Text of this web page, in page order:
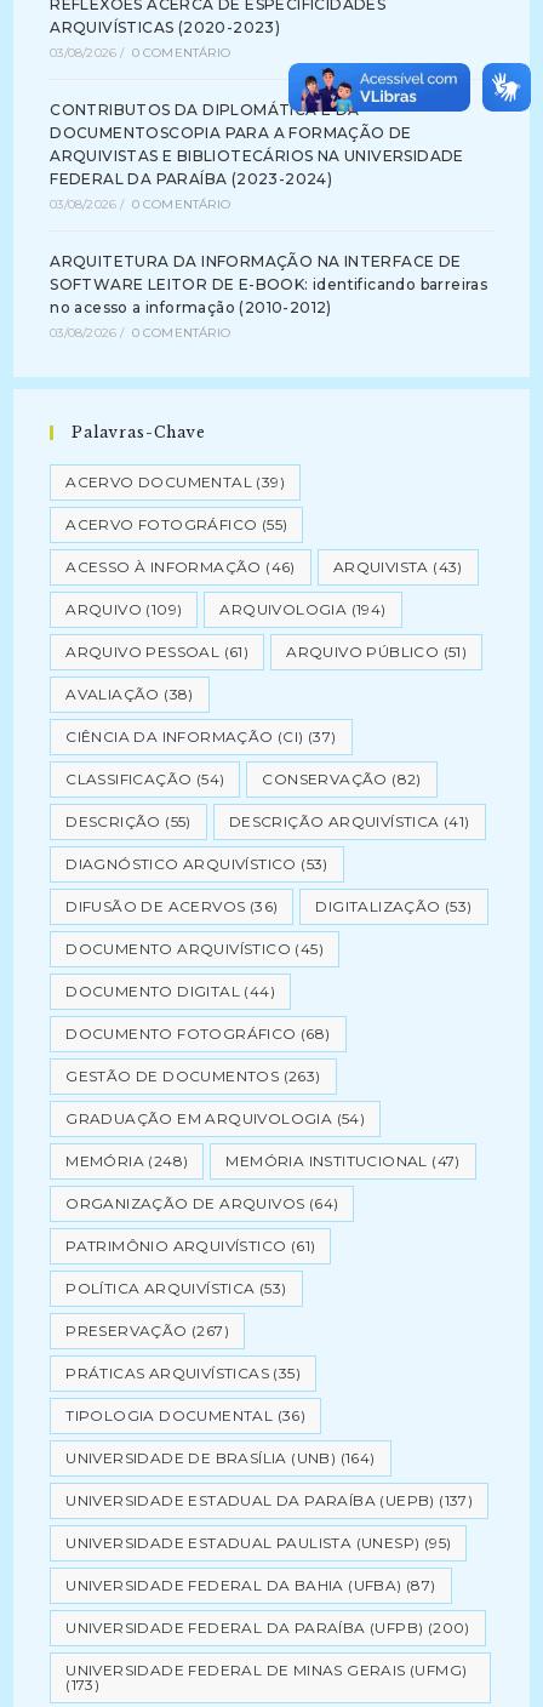
REFLEXÕES ACERCA DE ESPECIFICIDADES
ARQUIVÍSTICAS (2020-2023)
03/08/2026 / 0 COMENTÁRIO
CONTRIBUTOS DA DIPLOMÁTICA E DA
DOCUMENTOSCOPIA PARA A FORMAÇÃO DE
ARQUIVISTAS E BIBLIOTECÁRIOS NA UNIVERSIDADE
FEDERAL DA PARAÍBA (2023-2024)
03/08/2026 / 0 COMENTÁRIO
ARQUITETURA DA INFORMAÇÃO NA INTERFACE DE
SOFTWARE LEITOR DE E-BOOK: identificando barreiras
no acesso a informação (2010-2012)
03/08/2026 / 0 COMENTÁRIO
Palavras-Chave
ACERVO DOCUMENTAL (39)
ACERVO FOTOGRÁFICO (55)
ACESSO À INFORMAÇÃO (46) ARQUIVISTA (43)
ARQUIVO (109) ARQUIVOLOGIA (194)
ARQUIVO PESSOAL (61) ARQUIVO PÚBLICO (51)
AVALIAÇÃO (38)
CIÊNCIA DA INFORMAÇÃO (CI) (37)
CLASSIFICAÇÃO (54) CONSERVAÇÃO (82)
DESCRIÇÃO (55) DESCRIÇÃO ARQUIVÍSTICA (41)
DIAGNÓSTICO ARQUIVÍSTICO (53)
DIFUSÃO DE ACERVOS (36) DIGITALIZAÇÃO (53)
DOCUMENTO ARQUIVÍSTICO (45)
DOCUMENTO DIGITAL (44)
DOCUMENTO FOTOGRÁFICO (68)
GESTÃO DE DOCUMENTOS (263)
GRADUAÇÃO EM ARQUIVOLOGIA (54)
MEMÓRIA (248) MEMÓRIA INSTITUCIONAL (47)
ORGANIZAÇÃO DE ARQUIVOS (64)
PATRIMÔNIO ARQUIVÍSTICO (61)
POLÍTICA ARQUIVÍSTICA (53)
PRESERVAÇÃO (267)
PRÁTICAS ARQUIVÍSTICAS (35)
TIPOLOGIA DOCUMENTAL (36)
UNIVERSIDADE DE BRASÍLIA (UNB) (164)
UNIVERSIDADE ESTADUAL DA PARAÍBA (UEPB) (137)
UNIVERSIDADE ESTADUAL PAULISTA (UNESP) (95)
UNIVERSIDADE FEDERAL DA BAHIA (UFBA) (87)
UNIVERSIDADE FEDERAL DA PARAÍBA (UFPB) (200)
UNIVERSIDADE FEDERAL DE MINAS GERAIS (UFMG)
(173)